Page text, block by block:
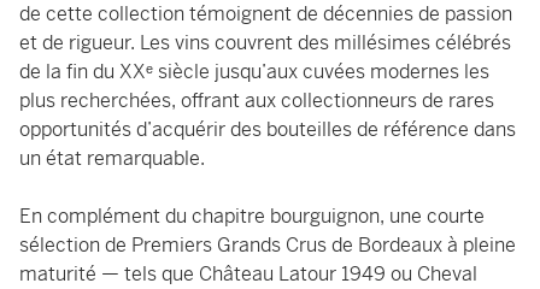
de cette collection témoignent de décennies de passion
et de rigueur. Les vins couvrent des millésimes célébrés
de la fin du XXᵉ siècle jusqu’aux cuvées modernes les
plus recherchées, offrant aux collectionneurs de rares
opportunités d’acquérir des bouteilles de référence dans
un état remarquable.
En complément du chapitre bourguignon, une courte
sélection de Premiers Grands Crus de Bordeaux à pleine
maturité — tels que Château Latour 1949 ou Cheval